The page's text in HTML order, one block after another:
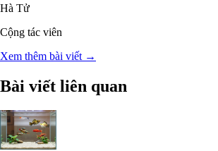
Hà Tử
Cộng tác viên
Xem thêm bài viết →
Bài viết liên quan